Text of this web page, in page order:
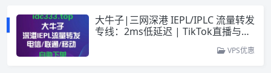
大牛子|三网深港 IEPL/IPLC 流量转发
专线：2ms低延迟 | TikTok直播与跨
VPS优惠